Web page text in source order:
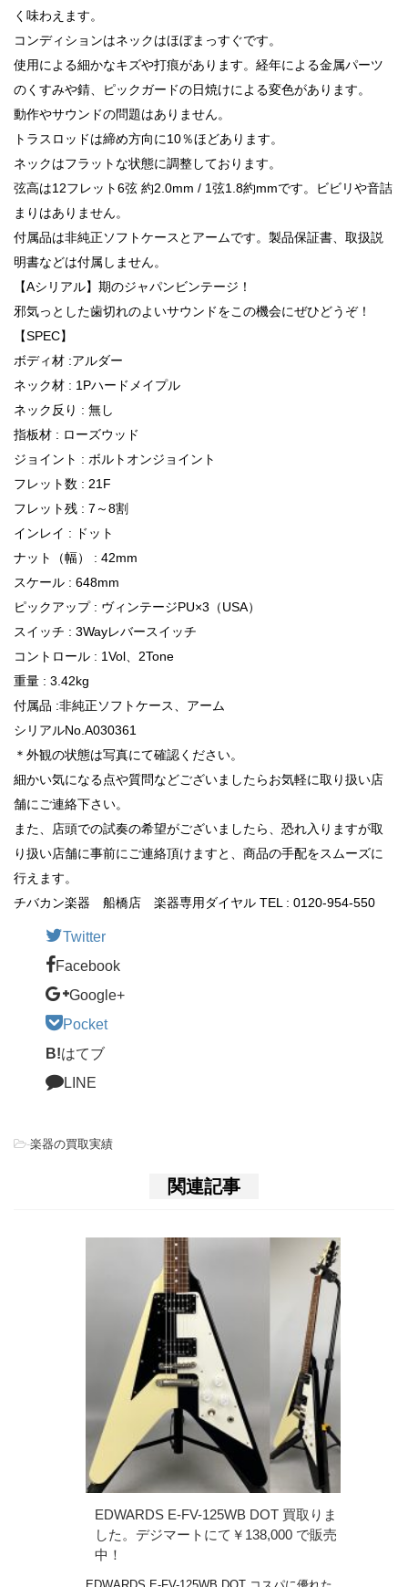
く味わえます。
コンディションはネックはほぼまっすぐです。
使用による細かなキズや打痕があります。経年による金属パーツ
のくすみや錆、ピックガードの日焼けによる変色があります。
動作やサウンドの問題はありません。
トラスロッドは締め方向に10％ほどあります。
ネックはフラットな状態に調整しております。
弦高は12フレット6弦 約2.0mm / 1弦1.8約mmです。ビビリや音詰
まりはありません。
付属品は非純正ソフトケースとアームです。製品保証書、取扱説
明書などは付属しません。
【Aシリアル】期のジャパンビンテージ！
邪気っとした歯切れのよいサウンドをこの機会にぜひどうぞ！
【SPEC】
ボディ材 :アルダー
ネック材 : 1Pハードメイプル
ネック反り : 無し
指板材 : ローズウッド
ジョイント : ボルトオンジョイント
フレット数 : 21F
フレット残 : 7～8割
インレイ : ドット
ナット（幅） : 42mm
スケール : 648mm
ピックアップ : ヴィンテージPU×3（USA）
スイッチ : 3Wayレバースイッチ
コントロール : 1Vol、2Tone
重量 : 3.42kg
付属品 :非純正ソフトケース、アーム
シリアルNo.A030361
＊外観の状態は写真にて確認ください。
細かい気になる点や質問などございましたらお気軽に取り扱い店
舗にご連絡下さい。
また、店頭での試奏の希望がございましたら、恐れ入りますが取
り扱い店舗に事前にご連絡頂けますと、商品の手配をスムーズに
行えます。
チバカン楽器 船橋店 楽器専用ダイヤル TEL : 0120-954-550
Twitter
Facebook
Google+
Pocket
B!はてブ
LINE
-楽器の買取実績
関連記事
EDWARDS E-FV-125WB DOT 買取りま
した。デジマートにて￥138,000 で販売
中！